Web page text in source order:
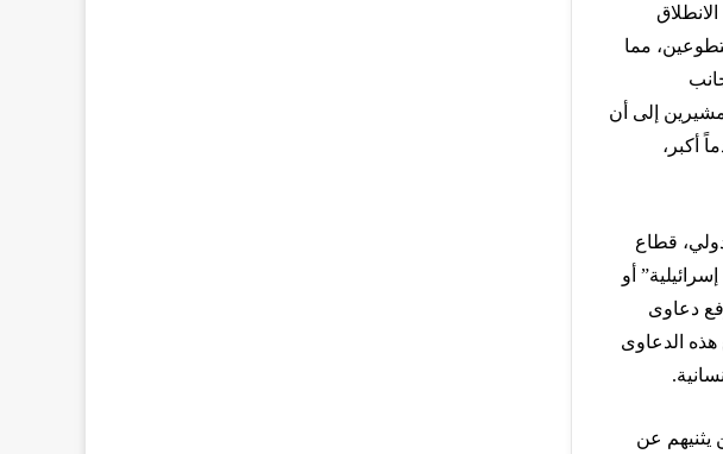
مما
مشيرين إلى أن
أكبر،
قطاع
أو
دعاوى
هذه الدعاوى
يثنيهم عن